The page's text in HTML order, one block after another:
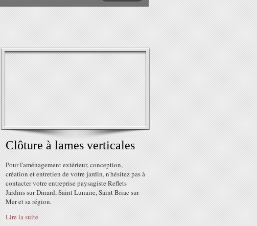
Clôture à lames verticales
Pour l'aménagement extérieur, conception,
création et entretien de votre jardin, n'hésitez pas à
contacter votre entreprise paysagiste Reflets
Jardins sur Dinard, Saint Lunaire, Saint Briac sur
Mer et sa région.
Lire la suite